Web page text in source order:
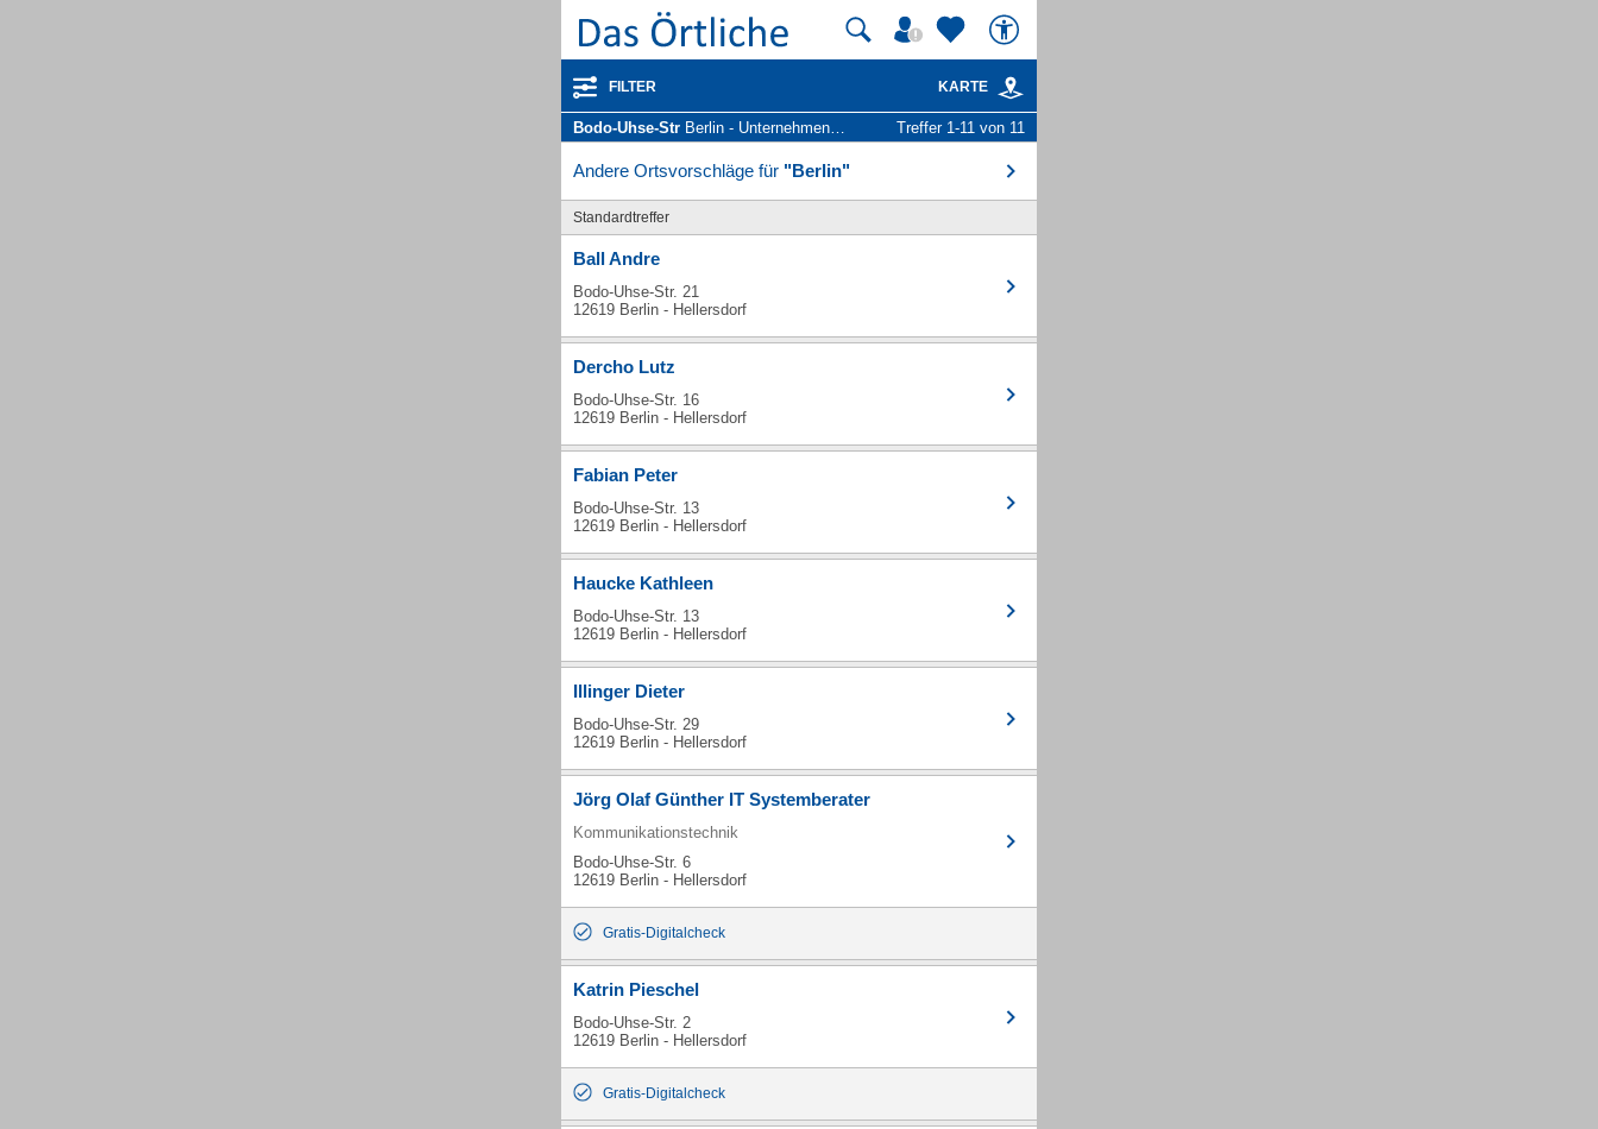
FILTER KARTE
Bodo-Uhse-Str Berlin - Unternehmen und Personen Treffer 1-11 von 11
Andere Ortsvorschläge für "Berlin"
Standardtreffer
Ball Andre
Bodo-Uhse-Str. 21
12619 Berlin - Hellersdorf
Dercho Lutz
Bodo-Uhse-Str. 16
12619 Berlin - Hellersdorf
Fabian Peter
Bodo-Uhse-Str. 13
12619 Berlin - Hellersdorf
Haucke Kathleen
Bodo-Uhse-Str. 13
12619 Berlin - Hellersdorf
Illinger Dieter
Bodo-Uhse-Str. 29
12619 Berlin - Hellersdorf
Jörg Olaf Günther IT Systemberater
Kommunikationstechnik
Bodo-Uhse-Str. 6
12619 Berlin - Hellersdorf
Gratis-Digitalcheck
Katrin Pieschel
Bodo-Uhse-Str. 2
12619 Berlin - Hellersdorf
Gratis-Digitalcheck